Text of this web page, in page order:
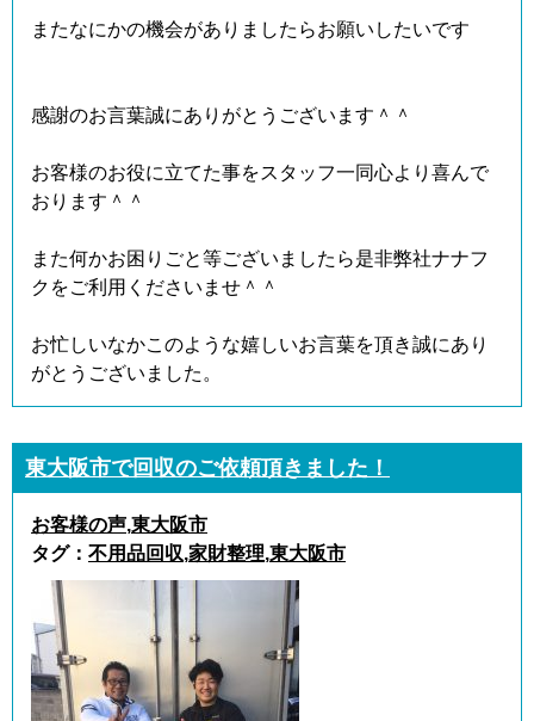
またなにかの機会がありましたらお願いしたいです
感謝のお言葉誠にありがとうございます＾＾
お客様のお役に立てた事をスタッフ一同心より喜んで
おります＾＾
また何かお困りごと等ございましたら是非弊社ナナフ
クをご利用くださいませ＾＾
お忙しいなかこのような嬉しいお言葉を頂き誠にあり
がとうございました。
東大阪市で回収のご依頼頂きました！
お客様の声,東大阪市
タグ： 不用品回収,家財整理,東大阪市